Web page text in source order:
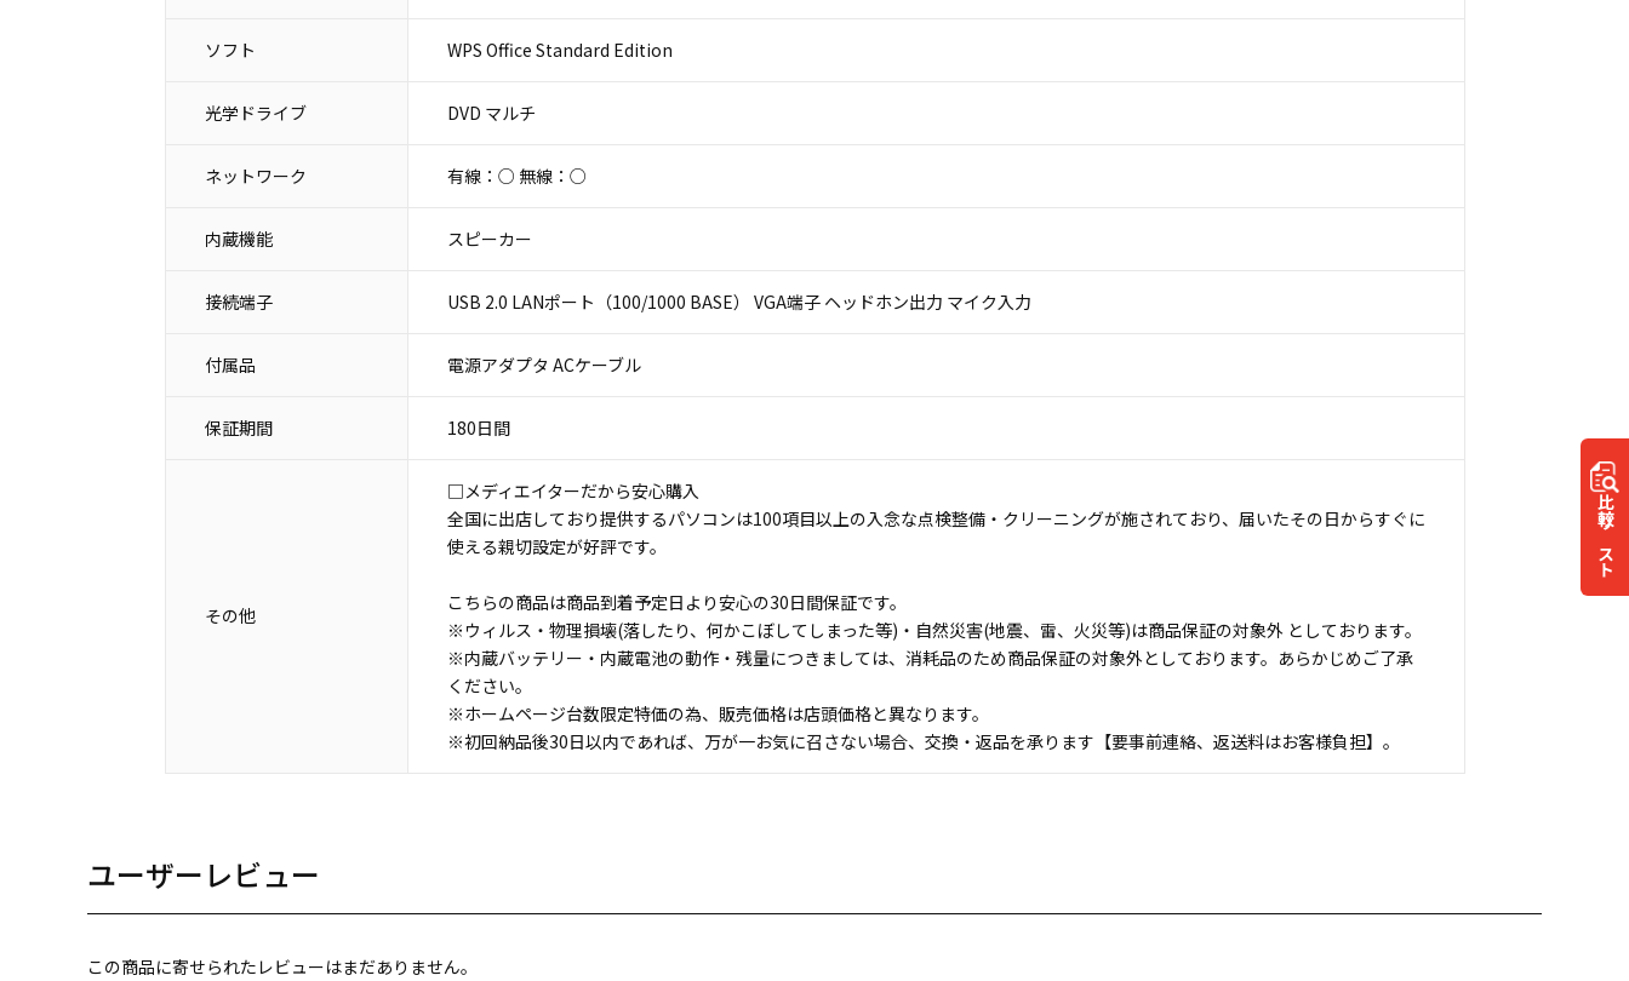
比較
リスト
ソフト WPS Office Standard Edition
光学ドライブ DVD マルチ
ネットワーク 有線：○ 無線：○
内蔵機能 スピーカー
接続端子 USB 2.0 LANポート（100/1000 BASE） VGA端子 ヘッドホン出力 マイク入力
付属品 電源アダプタ ACケーブル
保証期間 180日間
その他
□メディエイターだから安心購入
全国に出店しており提供するパソコンは100項目以上の入念な点検整備・クリーニングが施されており、届いたその日からすぐに
使える親切設定が好評です。
こちらの商品は商品到着予定日より安心の30日間保証です。
※ウィルス・物理損壊(落したり、何かこぼしてしまった等)・自然災害(地震、雷、火災等)は商品保証の対象外 としております。
※内蔵バッテリー・内蔵電池の動作・残量につきましては、消耗品のため商品保証の対象外としております。あらかじめご了承
ください。
※ホームページ台数限定特価の為、販売価格は店頭価格と異なります。
※初回納品後30日以内であれば、万が一お気に召さない場合、交換・返品を承ります【要事前連絡、返送料はお客様負担】。
ユーザーレビュー
この商品に寄せられたレビューはまだありません。